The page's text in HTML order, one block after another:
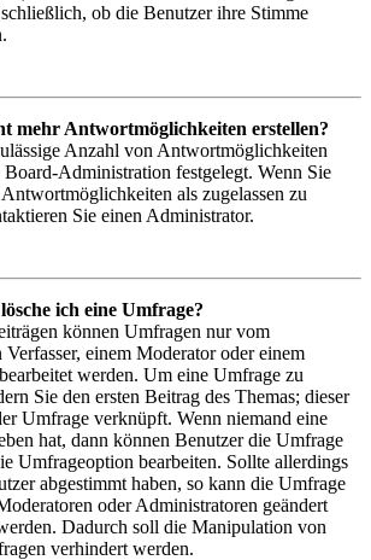
ob die Benutzer ihre Stimme
mehr Antwortmöglichkeiten erstellen?
Anzahl von Antwortmöglichkeiten
Administration festgelegt. Wenn Sie
als zugelassen zu
Sie einen Administrator.
ich eine Umfrage?
können Umfragen nur vom
einem Moderator oder einem
werden. Um eine Umfrage zu
Sie den ersten Beitrag des Themas; dieser
Umfrage verknüpft. Wenn niemand eine
hat, dann können Benutzer die Umfrage
Umfrageoption bearbeiten. Sollte allerdings
abgestimmt haben, so kann die Umfrage
oder Administratoren geändert
Dadurch soll die Manipulation von
verhindert werden.